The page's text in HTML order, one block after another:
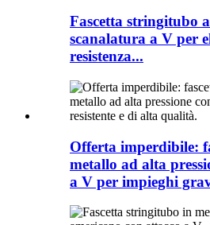
Fascetta stringitubo
scanalatura a V per
resistenza...
Offerta imperdibile:
metallo ad alta
a V per impieghi